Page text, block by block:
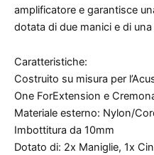
amplificatore e garantisce
dotata di due manici e di una
Caratteristiche:
Costruito su misura per
One ForExtension e
Materiale esterno: Nylon/
Imbottitura da 10mm
Dotato di: 2x Maniglie, 1x